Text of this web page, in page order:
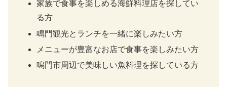
家族で食事を楽しめる海鮮料理店を探してい
る方
鳴門観光とランチを一緒に楽しみたい方
メニューが豊富なお店で食事を楽しみたい方
鳴門市周辺で美味しい魚料理を探している方